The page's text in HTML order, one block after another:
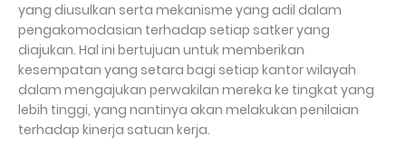
yang diusulkan serta mekanisme yang adil dalam
pengakomodasian terhadap setiap satker yang
diajukan. Hal ini bertujuan untuk memberikan
kesempatan yang setara bagi setiap kantor wilayah
dalam mengajukan perwakilan mereka ke tingkat yang
lebih tinggi, yang nantinya akan melakukan penilaian
terhadap kinerja satuan kerja.